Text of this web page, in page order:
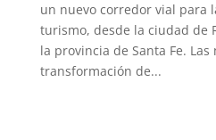
un nuevo corredor vial para
turismo, desde la ciudad de
la provincia de Santa Fe.
transformación de...